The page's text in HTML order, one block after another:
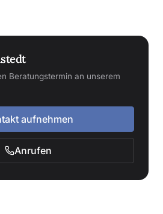
Beratungstermin an unserem
aufnehmen
Anrufen